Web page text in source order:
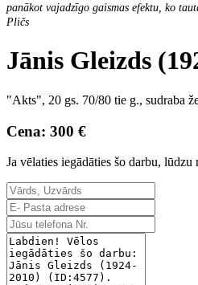
panākot vajadzīgo gaismas efektu, ko
Pličs
Jānis Gleizds
"Akts", 20 gs. 70/80 tie g., sudraba
Cena: 300 €
Ja vēlaties iegādāties šo darbu, lūdzu